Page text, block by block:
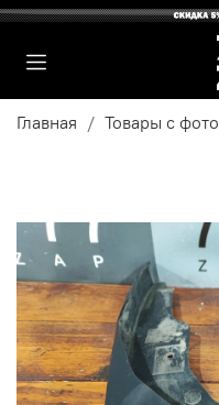
Главная Товары с фото